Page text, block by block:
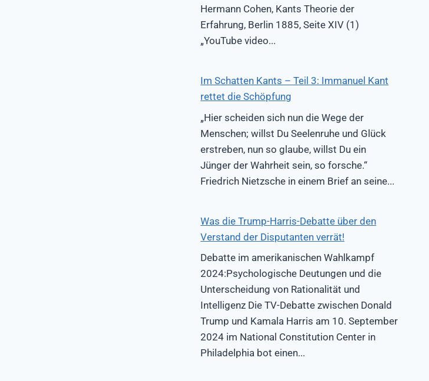
Hermann Cohen, Kants Theorie der
Erfahrung, Berlin 1885, Seite XIV (1)
„YouTube video...
Im Schatten Kants – Teil 3: Immanuel Kant
rettet die Schöpfung
„Hier scheiden sich nun die Wege der
Menschen; willst Du Seelenruhe und Glück
erstreben, nun so glaube, willst Du ein
Jünger der Wahrheit sein, so forsche.“
Friedrich Nietzsche in einem Brief an seine...
Was die Trump-Harris-Debatte über den
Verstand der Disputanten verrät!
Debatte im amerikanischen Wahlkampf
2024:Psychologische Deutungen und die
Unterscheidung von Rationalität und
Intelligenz Die TV-Debatte zwischen Donald
Trump und Kamala Harris am 10. September
2024 im National Constitution Center in
Philadelphia bot einen...